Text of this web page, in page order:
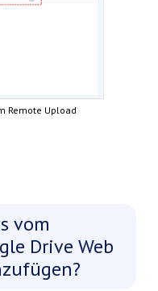
Remote Upload
vom
Drive Web